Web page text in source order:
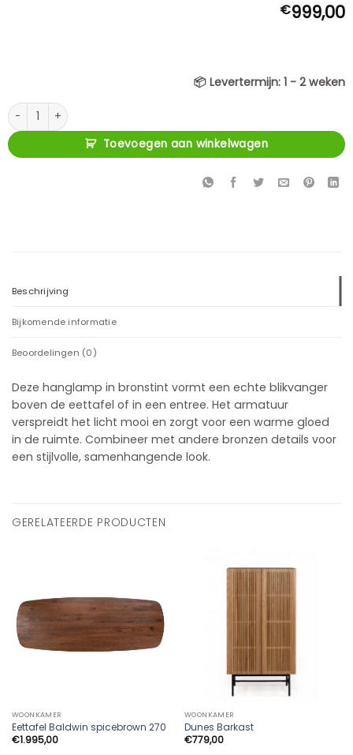
€999,00
📦 Levertermijn: 1 - 2 weken
Hanglamp Chavine bronze aantal
Toevoegen aan winkelwagen
Beschrijving
Bijkomende informatie
Beoordelingen (0)
Deze hanglamp in bronstint vormt een echte blikvanger
boven de eettafel of in een entree. Het armatuur
verspreidt het licht mooi en zorgt voor een warme gloed
in de ruimte. Combineer met andere bronzen details voor
een stijlvolle, samenhangende look.
GERELATEERDE PRODUCTEN
WOONKAMER
Eettafel Baldwin spicebrown 270
€1.995,00
WOONKAMER
Dunes Barkast
€779,00